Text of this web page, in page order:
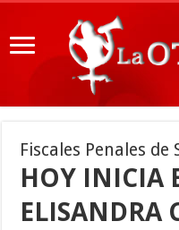
Fiscales Penales de
HOY INICIA
ELISANDRA